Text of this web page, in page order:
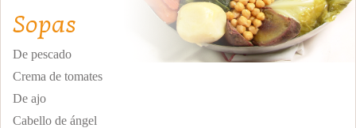
Sopas
De pescado
Crema de tomates
De ajo
Cabello de ángel